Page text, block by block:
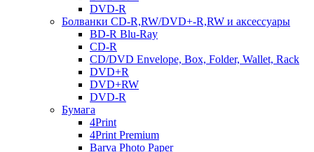
DVD-R
Болванки CD-R,RW/DVD+-R,RW и аксессуары
BD-R Blu-Ray
CD-R
CD/DVD Envelope, Box, Folder, Wallet, Rack
DVD+R
DVD+RW
DVD-R
Бумага
4Print
4Print Premium
Barva Photo Paper